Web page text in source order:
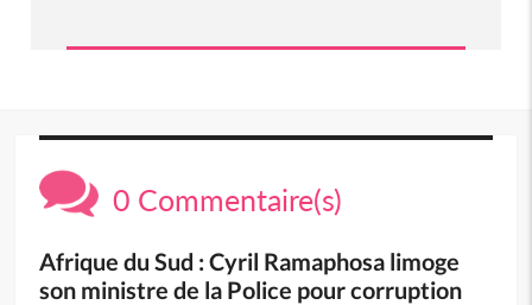
0 Commentaire(s)
Afrique du Sud : Cyril Ramaphosa limoge
son ministre de la Police pour corruption